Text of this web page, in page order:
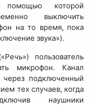
помощью которой
выключить
на то время, пока
звука»).
пользователь
микрофон. Канал
через подключенный
тех случаев, когда
наушники